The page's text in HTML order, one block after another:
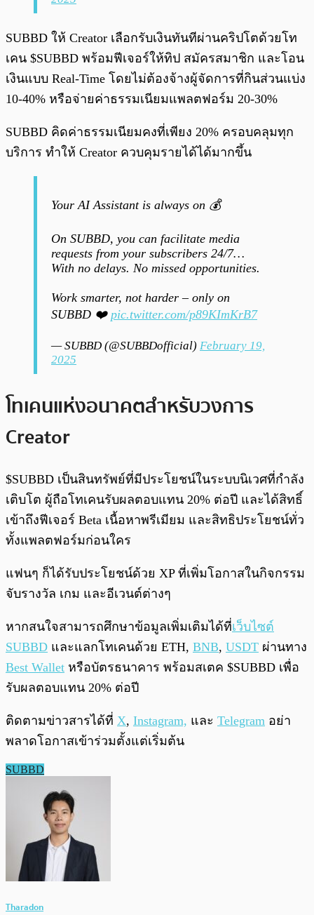
SUBBD ให้ Creator เลือกรับเงินทันทีผ่านคริปโตด้วยโท
เคน $SUBBD พร้อมฟีเจอร์ให้ทิป สมัครสมาชิก และโอน
เงินแบบ Real-Time โดยไม่ต้องจ้างผู้จัดการที่กินส่วนแบ่ง
10-40% หรือจ่ายค่าธรรมเนียมแพลตฟอร์ม 20-30%
SUBBD คิดค่าธรรมเนียมคงที่เพียง 20% ครอบคลุมทุก
บริการ ทำให้ Creator ควบคุมรายได้ได้มากขึ้น
Your AI Assistant is always on 💰
On SUBBD, you can facilitate media
requests from your subscribers 24/7…
With no delays. No missed opportunities.
Work smarter, not harder – only on
SUBBD ❤️ pic.twitter.com/p89KImKrB7
— SUBBD (@SUBBDofficial) February 19,
2025
โทเคนแห่งอนาคตสำหรับวงการ
Creator
$SUBBD เป็นสินทรัพย์ที่มีประโยชน์ในระบบนิเวศที่กำลัง
เติบโต ผู้ถือโทเคนรับผลตอบแทน 20% ต่อปี และได้สิทธิ์
เข้าถึงฟีเจอร์ Beta เนื้อหาพรีเมียม และสิทธิประโยชน์ทั่ว
ทั้งแพลตฟอร์มก่อนใคร
แฟนๆ ก็ได้รับประโยชน์ด้วย XP ที่เพิ่มโอกาสในกิจกรรม
จับรางวัล เกม และอีเวนต์ต่างๆ
หากสนใจสามารถศึกษาข้อมูลเพิ่มเติมได้ที่เว็บไซต์
SUBBD และแลกโทเคนด้วย ETH, BNB, USDT ผ่านทาง
Best Wallet หรือบัตรธนาคาร พร้อมสเตค $SUBBD เพื่อ
รับผลตอบแทน 20% ต่อปี
ติดตามข่าวสารได้ที่ X, Instagram, และ Telegram อย่า
พลาดโอกาสเข้าร่วมตั้งแต่เริ่มต้น
SUBBD
Tharadon